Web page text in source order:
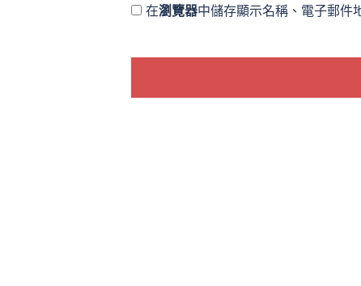
在瀏覽器中儲存顯示名稱、電子郵件